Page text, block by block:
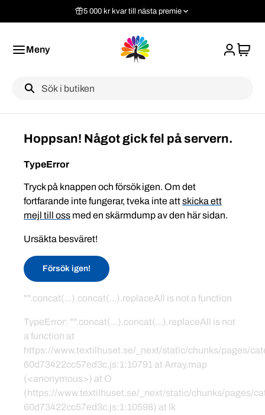
5 000 kr kvar till nästa premie
Meny
Label
Hoppsan! Något gick fel på servern.
TypeError
Tryck på knappen och försök igen. Om det
fortfarande inte fungerar, tveka inte attskicka ett
mejl till oss med en skärmdump av den här sidan.
Ursäkta besväret!
Försök igen!
"".concat(...).concat(...).replaceAll is not a function
TypeError: "".concat(...).concat(...).replaceAll is not
a function at
https://www.textilhuset.se/_next/static/chunks/pages/
60d73422cc57ed3c.js:1:10791 at Array.map
(<anonymous>) at O
(https://www.textilhuset.se/_next/static/chunks/pages/
60d73422cc57ed3c.js:1:10598) at lk